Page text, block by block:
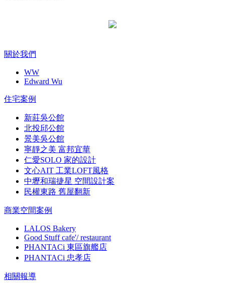
關於我們
WW
Edward Wu
住宅案例
新莊吳公館
北投邱公館
景美吳公館
寧靜之美 富邦宜華
仁愛SOLO 家的設計
文心AIT 工業LOFT風格
中壢和瑞捷星 空間設計案
民權東路 舊屋翻新
商業空間案例
LALOS Bakery
Good Stuff cafe'/ restaurant
PHANTACi 東區旗艦店
PHANTACi 忠孝店
相關報導